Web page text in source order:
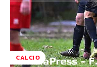
CALCIO